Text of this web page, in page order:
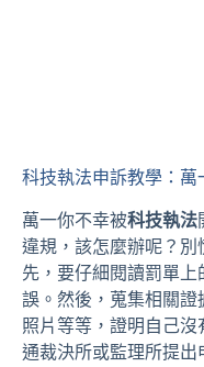
科技執法申訴教學：萬
萬一你不幸被科技執法
違規，該怎麼辦呢？
先，要仔細閱讀罰單
誤。然後，蒐集相關證
照片等等，證明自己
通裁決所或監理所提出